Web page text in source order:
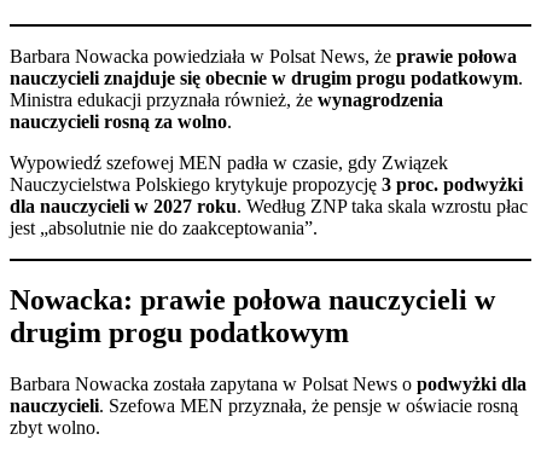
Barbara Nowacka powiedziała w Polsat News, że prawie połowa
nauczycieli znajduje się obecnie w drugim progu podatkowym.
Ministra edukacji przyznała również, że wynagrodzenia
nauczycieli rosną za wolno.
Wypowiedź szefowej MEN padła w czasie, gdy Związek
Nauczycielstwa Polskiego krytykuje propozycję 3 proc. podwyżki
dla nauczycieli w 2027 roku. Według ZNP taka skala wzrostu płac
jest „absolutnie nie do zaakceptowania”.
Nowacka: prawie połowa nauczycieli w
drugim progu podatkowym
Barbara Nowacka została zapytana w Polsat News o podwyżki dla
nauczycieli. Szefowa MEN przyznała, że pensje w oświacie rosną
zbyt wolno.